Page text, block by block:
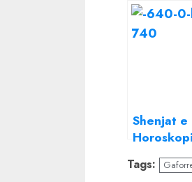
Shenjat e
të bëjnë
para në
Tags: